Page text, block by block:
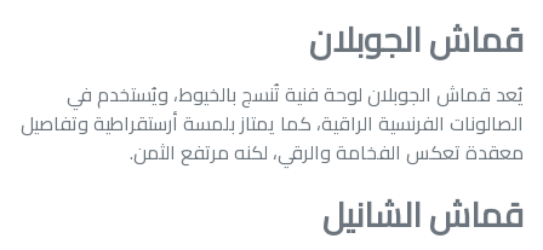
قماش الجوبلان
يُعد قماش الجوبلان لوحة فنية تُنسج بالخيوط، ويُستخدم في
الصالونات الفرنسية الراقية، كما يمتاز بلمسة أرستقراطية وتفاصيل
معقدة تعكس الفخامة والرقي، لكنه مرتفع الثمن.
قماش الشانيل